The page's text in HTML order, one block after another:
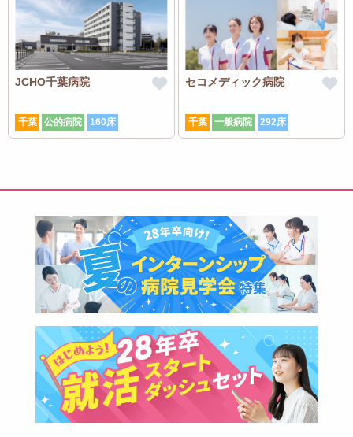
JCHO千葉病院
千葉 公的病院 160床
セコメディック病院
千葉 一般病院 292床